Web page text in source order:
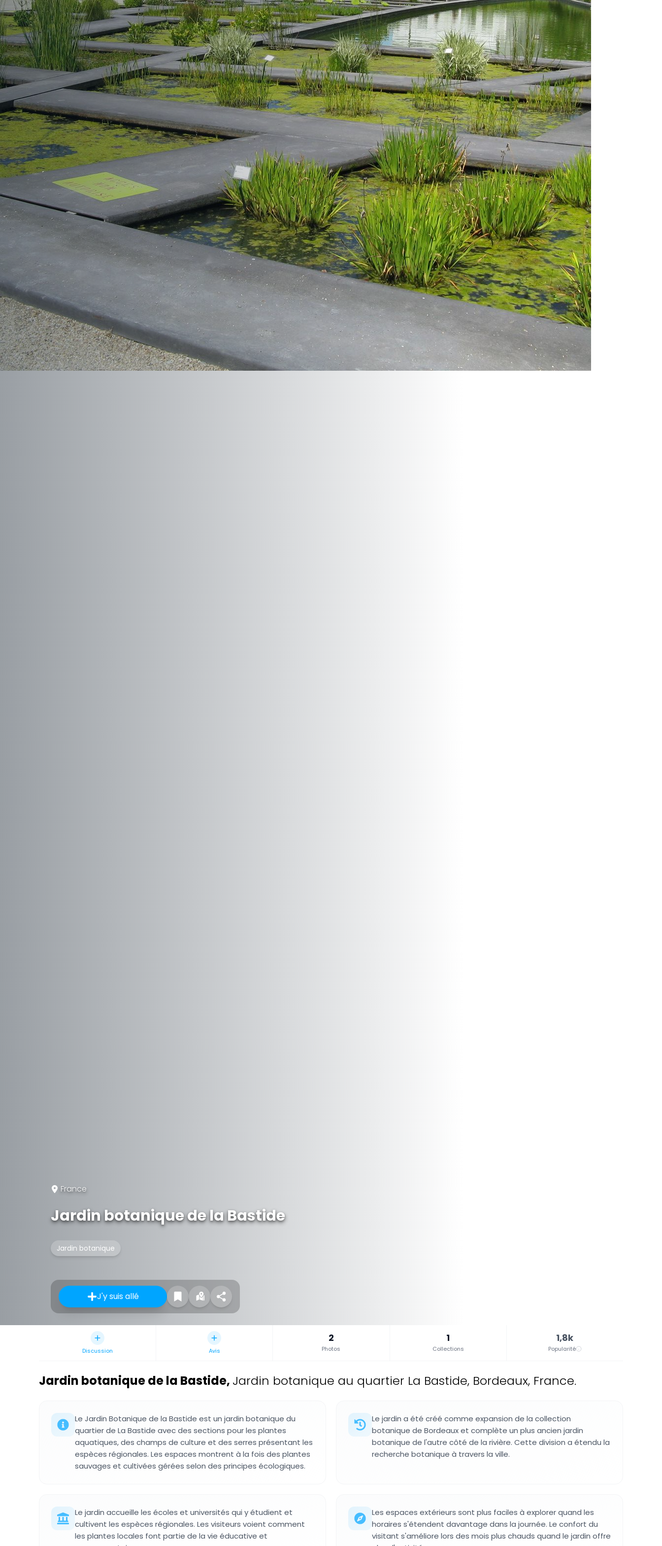
France
Jardin botanique de la Bastide
Jardin botanique
J'y suis allé
Discussion Avis
2
Photos
1
Collections
1,8k
Popularité
Jardin botanique de la Bastide, Jardin botanique au quartier La Bastide, Bordeaux, France.
Le Jardin Botanique de la Bastide est un jardin botanique du
quartier de La Bastide avec des sections pour les plantes
aquatiques, des champs de culture et des serres présentant les
espèces régionales. Les espaces montrent à la fois des plantes
sauvages et cultivées gérées selon des principes écologiques.
Le jardin a été créé comme expansion de la collection
botanique de Bordeaux et complète un plus ancien jardin
botanique de l'autre côté de la rivière. Cette division a étendu la
recherche botanique à travers la ville.
Le jardin accueille les écoles et universités qui y étudient et
cultivent les espèces régionales. Les visiteurs voient comment
les plantes locales font partie de la vie éducative et
Les espaces extérieurs sont plus faciles à explorer quand les
horaires s'étendent davantage dans la journée. Le confort du
visitant s'améliore lors des mois plus chauds quand le jardin offre